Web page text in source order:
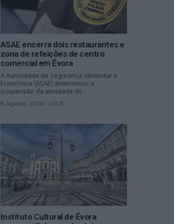
ASAE encerra dois restaurantes e
zona de refeições de centro
comercial em Évora
A Autoridade de Segurança Alimentar e
Económica (ASAE) determinou a
suspensão da atividade de...
8 Agosto, 2026 - 00:31
Instituto Cultural de Évora